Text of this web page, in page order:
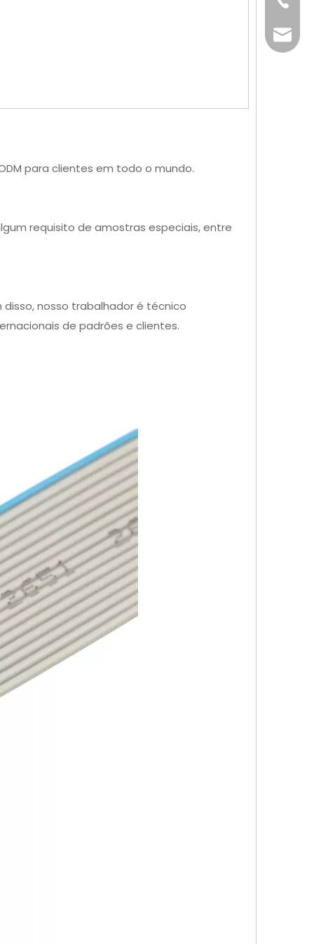
para clientes em todo o mundo.
requisito de amostras especiais, entre
nosso trabalhador é técnico
de padrões e clientes.